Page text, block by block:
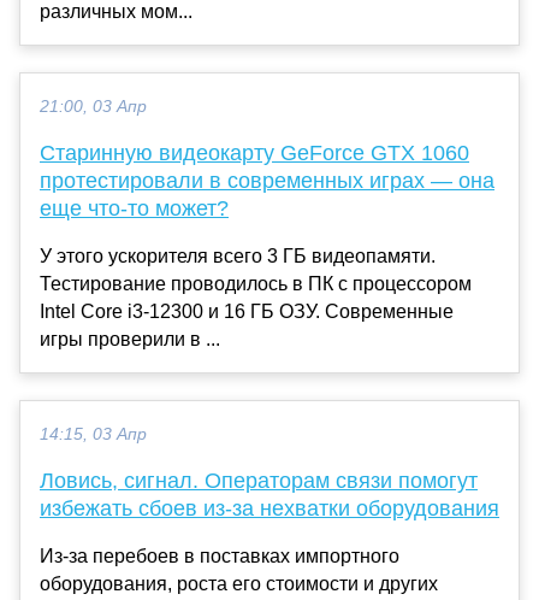
различных мом...
21:00, 03 Апр
Старинную видеокарту GeForce GTX 1060
протестировали в современных играх — она
еще что-то может?
У этого ускорителя всего 3 ГБ видеопамяти.
Тестирование проводилось в ПК с процессором
Intel Core i3-12300 и 16 ГБ ОЗУ. Современные
игры проверили в ...
14:15, 03 Апр
Ловись, сигнал. Операторам связи помогут
избежать сбоев из-за нехватки оборудования
Из-за перебоев в поставках импортного
оборудования, роста его стоимости и других